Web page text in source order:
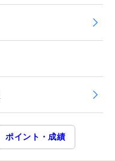
ポイント・成績